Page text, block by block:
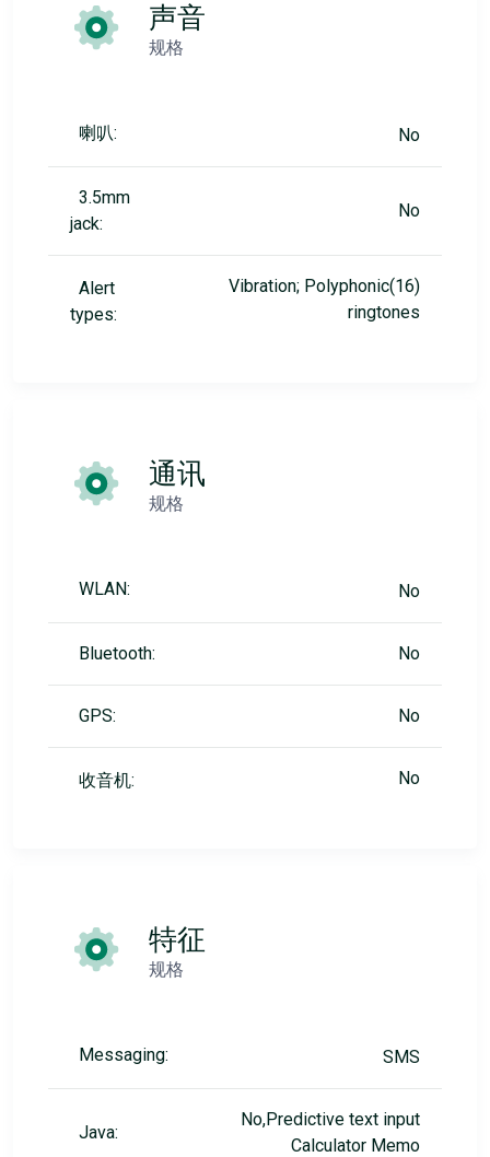
声音
规格
喇叭: No
3.5mm
jack:
No
Alert
types:
Vibration; Polyphonic(16)
ringtones
通讯
规格
WLAN: No
Bluetooth: No
GPS: No
收音机: No
特征
规格
Messaging: SMS
Java:
No,Predictive text input
Calculator Memo